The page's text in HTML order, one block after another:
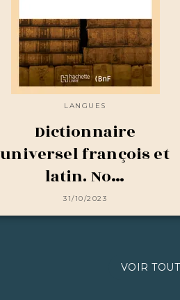
LANGUES
Dictionnaire
universel françois et
latin. No…
31/10/2023
VOIR